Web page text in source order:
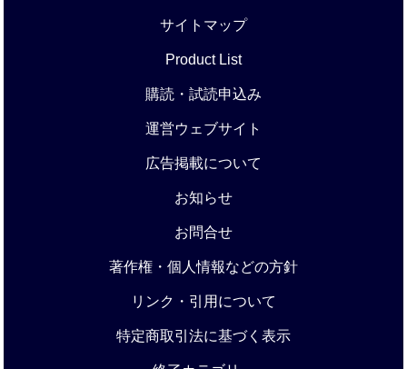
サイトマップ
Product List
購読・試読申込み
運営ウェブサイト
広告掲載について
お知らせ
お問合せ
著作権・個人情報などの方針
リンク・引用について
特定商取引法に基づく表示